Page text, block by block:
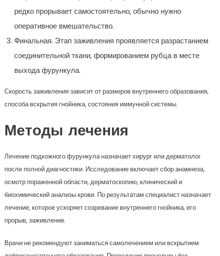
редко прорывает самостоятельно, обычно нужно
оперативное вмешательство.
Финальная. Этап заживления проявляется разрастанием
соединительной ткани, формированием рубца в месте
выхода фурункула.
Скорость заживления зависит от размеров внутреннего образования,
способа вскрытия гнойника, состояния иммунной системы.
Методы лечения
Лечение подкожного фурункула назначает хирург или дерматолог
после полной диагностики. Исследование включает сбор анамнеза,
осмотр пораженной области, дерматоскопию, клинический и
биохимический анализы крови. По результатам специалист назначает
лечение, которое ускоряет созревание внутреннего гнойника, его
прорыв, заживление.
Врачи не рекомендуют заниматься самолечением или вскрытием